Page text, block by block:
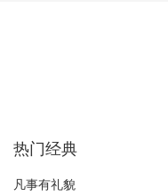
热门经典
凡事有礼貌